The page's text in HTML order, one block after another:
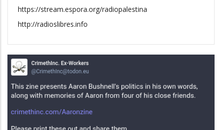
https://stream.espora.org/radiopalestina
http://radioslibres.info